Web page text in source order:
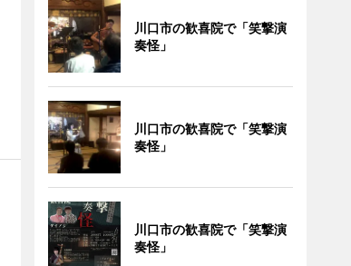
川口市の歓喜院で「笑撃演
奏怪」
川口市の歓喜院で「笑撃演
奏怪」
川口市の歓喜院で「笑撃演
奏怪」